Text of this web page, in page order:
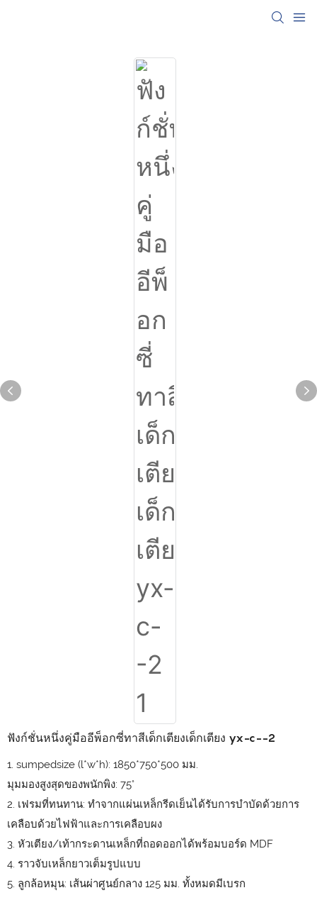
ฟังก์ชั่นหนึ่งคู่มืออีพ็อกซี่ทาสีเด็กเตียงเด็กเตียง yx-c--2
1. sumpedsize (l*w*h): 1850*750*500 มม.
มุมมองสูงสุดของพนักพิง: 75°
2. เฟรมที่ทนทาน: ทำจากแผ่นเหล็กรีดเย็นได้รับการบำบัดด้วยการ
เคลือบด้วยไฟฟ้าและการเคลือบผง
3. หัวเตียง/เท้ากระดานเหล็กที่ถอดออกได้พร้อมบอร์ด MDF
4. ราวจับเหล็กยาวเต็มรูปแบบ
5. ลูกล้อหมุน: เส้นผ่าศูนย์กลาง 125 มม. ทั้งหมดมีเบรก